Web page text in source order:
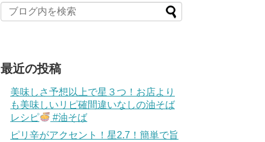
最近の投稿
美味しさ予想以上で星３つ！お店より
も美味しいリピ確間違いなしの油そば
レシピ
#油そば
ピリ辛がアクセント！星2.7！簡単で旨